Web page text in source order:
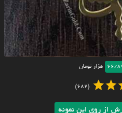
66/ هزار تومان
(682)
از روی این نمونه